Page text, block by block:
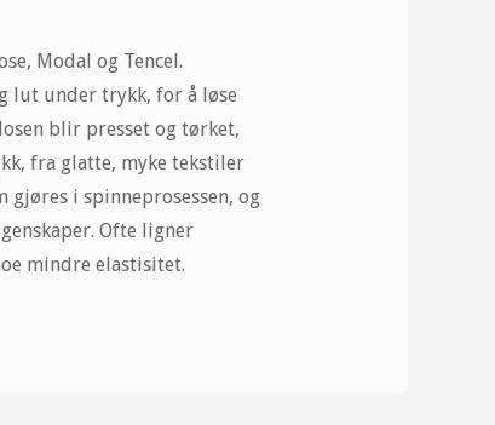
Modal og Tencel.
lut under trykk, for å løse
blir presset og tørket,
fra glatte, myke tekstiler
i spinneprosessen, og
Ofte ligner
mindre elastisitet.